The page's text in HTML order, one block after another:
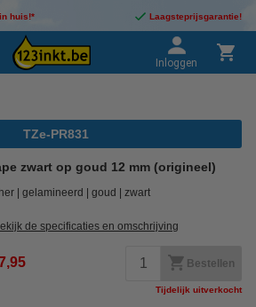
huis!* Laagsteprijsgarantie!
Inloggen
TZe-PR831
zwart op goud 12 mm (origineel)
gelamineerd goud zwart
de specificaties en omschrijving
Bestellen
Tijdelijk uitverkocht